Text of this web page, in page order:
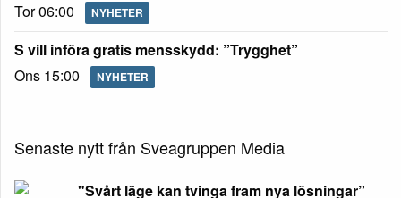
Tor 06:00
NYHETER
S vill införa gratis mensskydd: ”Trygghet”
Ons 15:00
NYHETER
Senaste nytt från Sveagruppen Media
"Svårt läge kan tvinga fram nya lösningar”